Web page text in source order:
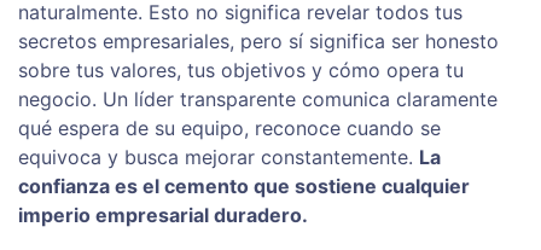
naturalmente. Esto no significa revelar todos tus
secretos empresariales, pero sí significa ser honesto
sobre tus valores, tus objetivos y cómo opera tu
negocio. Un líder transparente comunica claramente
qué espera de su equipo, reconoce cuando se
equivoca y busca mejorar constantemente. La
confianza es el cemento que sostiene cualquier
imperio empresarial duradero.